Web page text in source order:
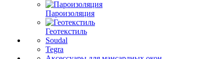
Пароизоляция
Геотекстиль
Soudal
Tegra